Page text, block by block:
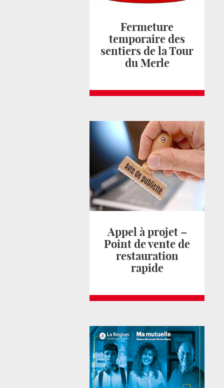
Fermeture
temporaire des
sentiers de la Tour
du Merle
Appel à projet –
Point de vente de
restauration
rapide